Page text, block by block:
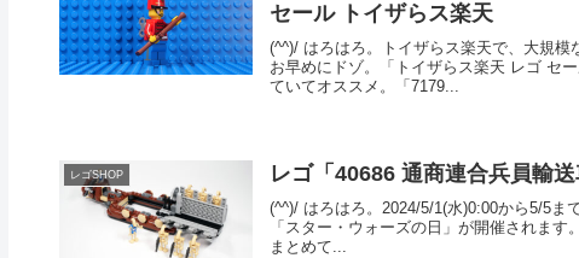
セール トイザらス楽天
(^^)/ はろはろ。トイザらス楽天で、大規
お早めにドゾ。「トイザらス楽天 レゴ セ
ていてオススメ。「7179...
レゴSHOP レゴ「40686 通商連合兵員輸
(^^)/ はろはろ。2024/5/1(水)0:00から5/5ま
「スター・ウォーズの日」が開催されま
まとめて...